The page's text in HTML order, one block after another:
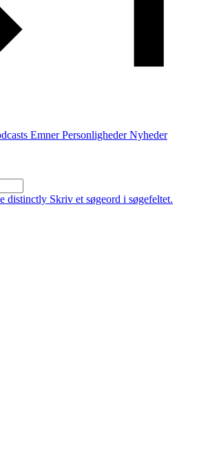
Emner Personligheder Nyheder
distinctly Skriv et søgeord i søgefeltet.